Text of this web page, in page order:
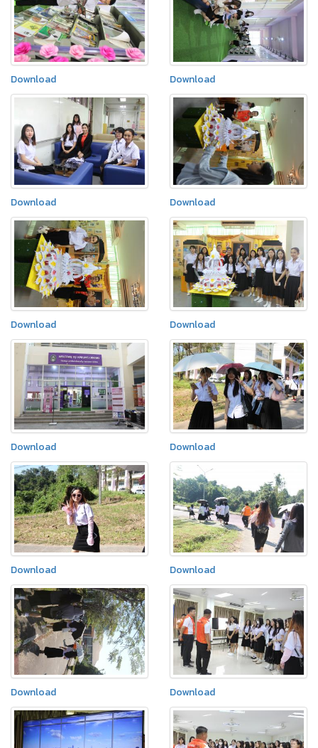
Download Download
Download Download
Download Download
Download Download
Download Download
Download Download